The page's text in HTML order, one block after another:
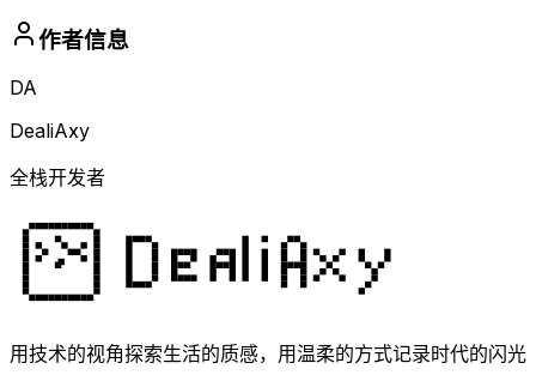
作者信息
DA
DealiAxy
全栈开发者
用技术的视角探索生活的质感，用温柔的方式记录时代的闪光